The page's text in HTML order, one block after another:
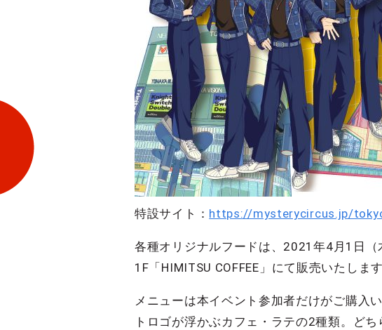
特設サイト： https://mysterycircus.jp/
各種オリジナルフードは、2021年4月1日
1F「HIMITSU COFFEE」にて販売いたします
メニューは本イベント参加者だけがご購入
トロゴが浮かぶカフェ・ラテの2種類。ど